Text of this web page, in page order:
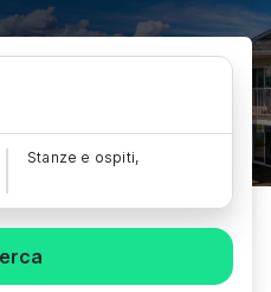
Stanze e ospiti,